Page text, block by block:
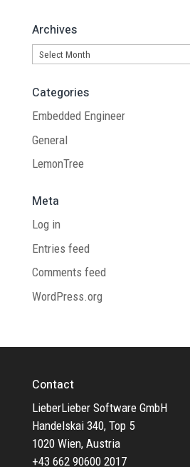
Archives
Archives
Categories
Embedded Engineer
General
LemonTree
Meta
Log in
Entries feed
Comments feed
WordPress.org
Contact
LieberLieber Software GmbH
Handelskai 340, Top 5
1020 Wien, Austria
+43 662 90600 2017